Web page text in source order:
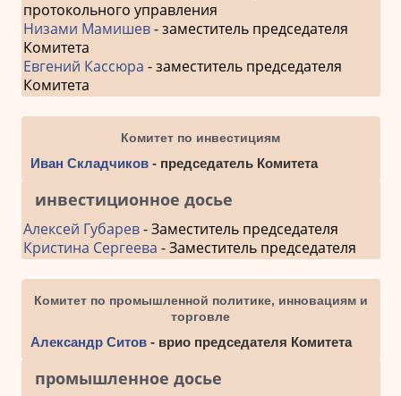
протокольного управления
Низами Мамишев- заместитель председателя
Комитета
Евгений Кассюра - заместитель председателя
Комитета
Комитет по инвестициям
Иван Складчиков- председатель Комитета
инвестиционное досье
Алексей Губарев- Заместитель председателя
Кристина Сергеева - Заместитель председателя
Комитет по промышленной политике, инновациям и
торговле
Александр Ситов- врио председателя Комитета
промышленное досье